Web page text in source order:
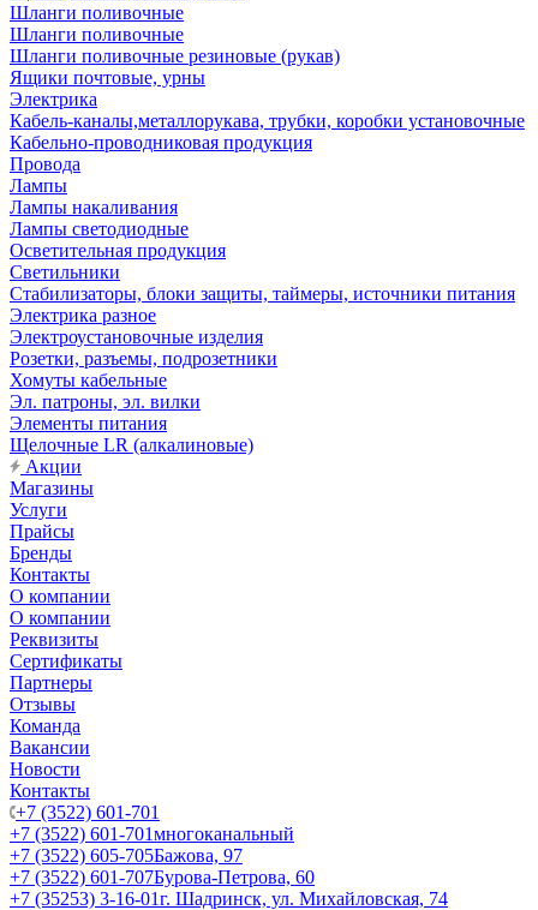
Шланги поливочные
Шланги поливочные
Шланги поливочные резиновые (рукав)
Ящики почтовые, урны
Электрика
Кабель-каналы,металлорукава, трубки, коробки установочные
Кабельно-проводниковая продукция
Провода
Лампы
Лампы накаливания
Лампы светодиодные
Осветительная продукция
Светильники
Стабилизаторы, блоки защиты, таймеры, источники питания
Электрика разное
Электроустановочные изделия
Розетки, разъемы, подрозетники
Хомуты кабельные
Эл. патроны, эл. вилки
Элементы питания
Щелочные LR (алкалиновые)
Акции
Магазины
Услуги
Прайсы
Бренды
Контакты
О компании
О компании
Реквизиты
Сертификаты
Партнеры
Отзывы
Команда
Вакансии
Новости
Контакты
+7 (3522) 601-701
+7 (3522) 601-701многоканальный
+7 (3522) 605-705Бажова, 97
+7 (3522) 601-707Бурова-Петрова, 60
+7 (35253) 3-16-01г. Шадринск, ул. Михайловская, 74